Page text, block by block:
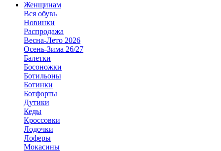
Женщинам
Вся обувь
Новинки
Распродажа
Весна-Лето 2026
Осень-Зима 26/27
Балетки
Босоножки
Ботильоны
Ботинки
Ботфорты
Дутики
Кеды
Кроссовки
Лодочки
Лоферы
Мокасины